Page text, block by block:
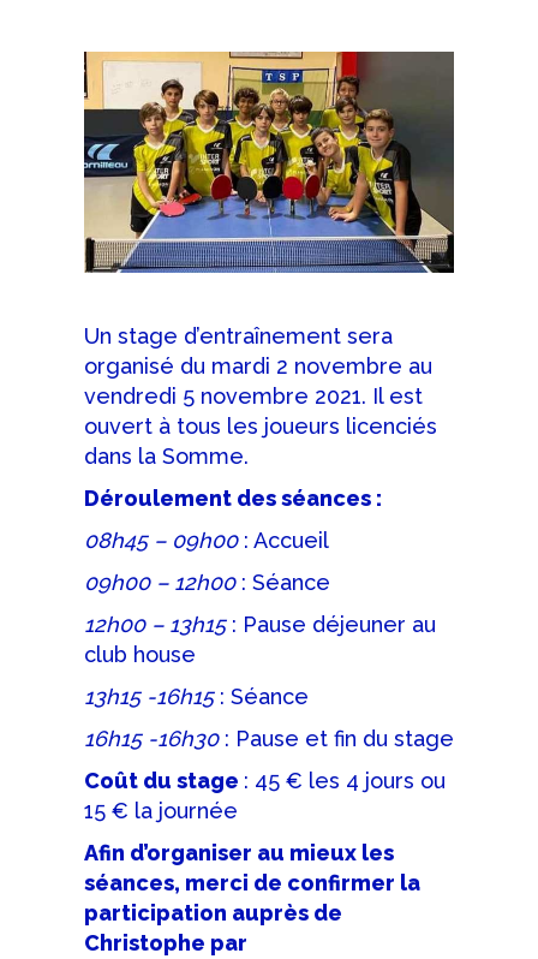
Un stage d’entraînement sera
organisé du mardi 2 novembre au
vendredi 5 novembre 2021. Il est
ouvert à tous les joueurs licenciés
dans la Somme.
Déroulement des séances :
08h45 – 09h00: Accueil
09h00 – 12h00 : Séance
12h00 – 13h15 : Pause déjeuner au
club house
13h15 -16h15: Séance
16h15 -16h30 : Pause et fin du stage
Coût du stage : 45 € les 4 jours ou
15 € la journée
Afin d’organiser au mieux les
séances, merci de confirmer la
participation auprès de
Christophe par